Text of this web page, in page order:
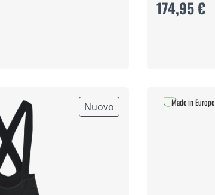
174,95 €
Nuovo Made in Europe